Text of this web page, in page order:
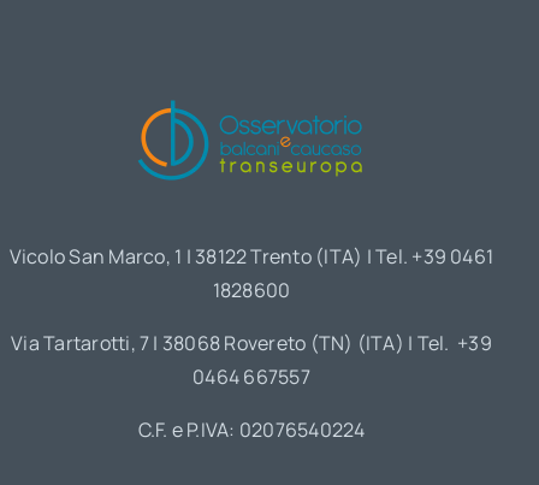
Vicolo San Marco, 1 | 38122 Trento (ITA) | Tel. +39 0461
1828600
Via Tartarotti, 7 | 38068 Rovereto (TN) (ITA) | Tel. +39
0464 667557
C.F. e P.IVA: 02076540224